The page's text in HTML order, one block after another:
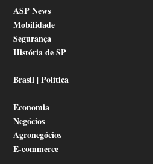
ASP News
Mobilidade
Segurança
História de SP
Brasil | Política
Economia
Negócios
Agronegócios
E-commerce